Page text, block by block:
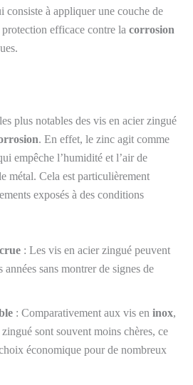
consiste à appliquer une couche de
efficace contre la corrosion
plus notables des vis en acier zingué
. En effet, le zinc agit comme
empêche l’humidité et l’air de
métal. Cela est particulièrement
exposés à des conditions
: Les vis en acier zingué peuvent
années sans montrer de signes de
: Comparativement aux vis en inox,
sont souvent moins chères, ce
économique pour de nombreux